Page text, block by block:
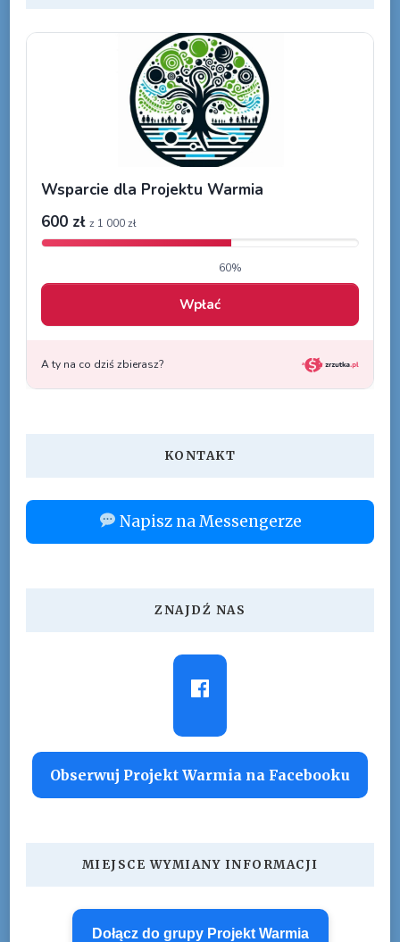
KONTAKT
Napisz na Messengerze
ZNAJDŹ NAS
Obserwuj Projekt Warmia na Facebooku
MIEJSCE WYMIANY INFORMACJI
Dołącz do grupy Projekt Warmia